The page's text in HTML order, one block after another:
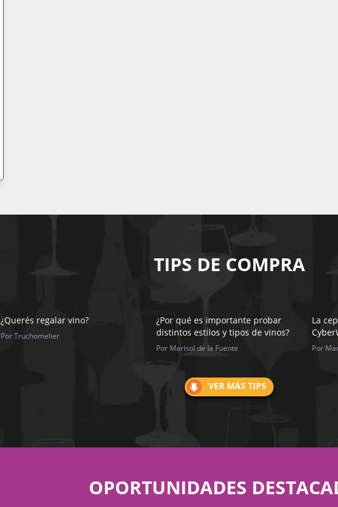
TIPS DE COMPRA
¿Querés regalar vino?
Por Truchomelier
¿Por qué es importante probar
distintos estilos y tipos de vinos?
Por Marisol de la Fuente
La
Por
VER MÁS TIPS
OPORTUNIDADES